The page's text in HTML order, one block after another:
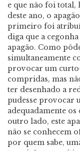
e que não foi total,
deste ano, o
primeiro foi
diga que a
apagão. Como
simultaneamente
provocar um
compridas, mas
ter desenhado a
pudesse provocar
adequadamente os
outro lado, este
não se conhecem
por quem sabe,